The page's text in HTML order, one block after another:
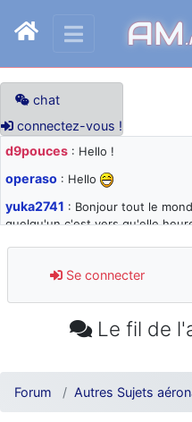
AM
chat
connectez-vous !
d9pouces : Hello !
operaso : Hello
yuka2741 : Bonjour tout le
quelqu'un c'est vers qu'elle
d9pouces: désolé pour les
jours : je teste des méthodes
: Super, la nouvelle
comprendre
d9pouces: ouakamois > si tu
Se connecter
Le fil de
Forum Autres Sujets